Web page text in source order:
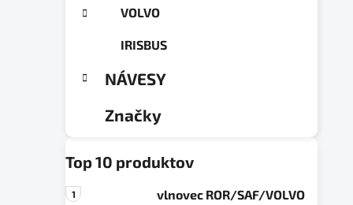
VOLVO
IRISBUS
NÁVESY
Značky
Top 10 produktov
vlnovec ROR/SAF/VOLVO